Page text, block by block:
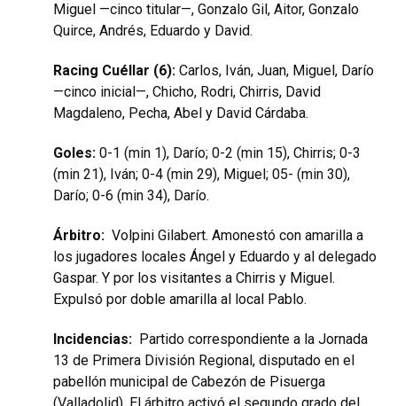
Miguel —cinco titular—, Gonzalo Gil, Aitor, Gonzalo
Quirce, Andrés, Eduardo y David.
Racing Cuéllar (6): Carlos, Iván, Juan, Miguel, Darío
—cinco inicial—, Chicho, Rodri, Chirris, David
Magdaleno, Pecha, Abel y David Cárdaba.
Goles: 0-1 (min 1), Darío; 0-2 (min 15), Chirris; 0-3
(min 21), Iván; 0-4 (min 29), Miguel; 05- (min 30),
Darío; 0-6 (min 34), Darío.
Árbitro: Volpini Gilabert. Amonestó con amarilla a
los jugadores locales Ángel y Eduardo y al delegado
Gaspar. Y por los visitantes a Chirris y Miguel.
Expulsó por doble amarilla al local Pablo.
Incidencias: Partido correspondiente a la Jornada
13 de Primera División Regional, disputado en el
pabellón municipal de Cabezón de Pisuerga